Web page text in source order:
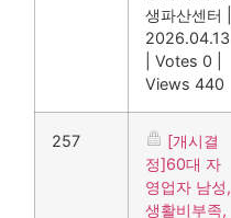
생파산센터
2026.04.13
Votes 0
Views 440
257
[개시결
정]60대 자
영업자 남성,
생활비부족,